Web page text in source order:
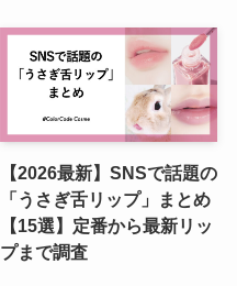
【2026最新】SNSで話題の
「うさぎ舌リップ」まとめ
【15選】定番から最新リッ
プまで調査